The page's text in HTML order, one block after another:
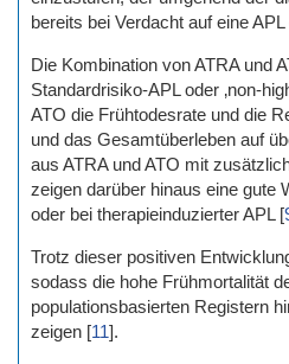
bereits bei Verdacht auf eine
Die Kombination von ATRA und
Standardrisiko-APL oder ‚non-
ATO die Frühtodesrate und die
und das Gesamtüberleben auf
aus ATRA und ATO mit
zeigen darüber hinaus eine gute
oder bei therapieinduzierter APL [
Trotz dieser positiven
sodass die hohe Frühmortalität
populationsbasierten Registern
zeigen [11].